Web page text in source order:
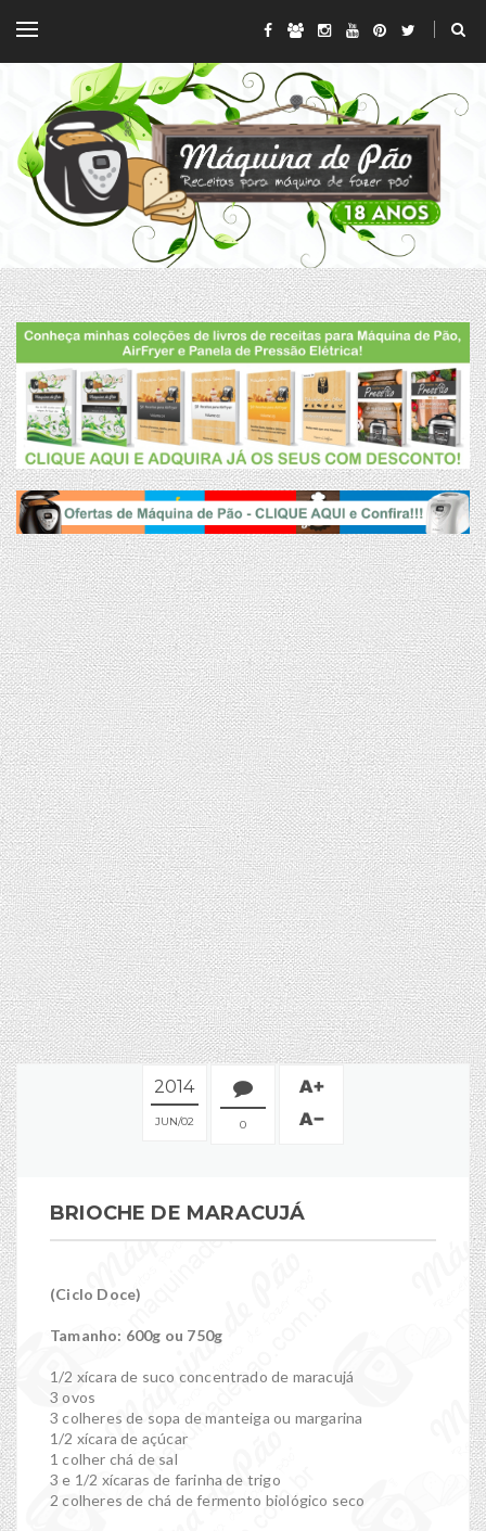
2014
JUN 02 0
BRIOCHE DE MARACUJÁ
(Ciclo Doce)
Tamanho: 600g ou 750g
1/2 xícara de suco concentrado de maracujá
3 ovos
3 colheres de sopa de manteiga ou margarina
1/2 xícara de açúcar
1 colher chá de sal
3 e 1/2 xícaras de farinha de trigo
2 colheres de chá de fermento biológico seco